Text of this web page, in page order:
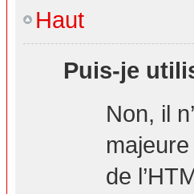
Haut
Puis-je
Non, il
de